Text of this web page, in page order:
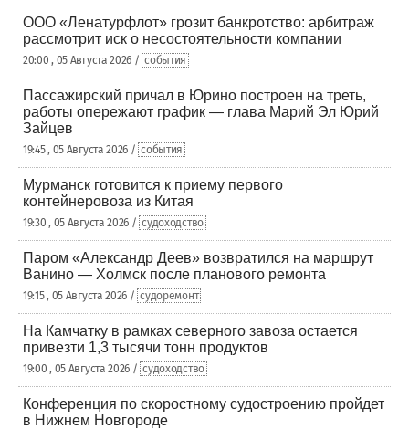
ООО «Ленатурфлот» грозит банкротство: арбитраж
рассмотрит иск о несостоятельности компании
20:00 , 05 Августа 2026 / события
Пассажирский причал в Юрино построен на треть,
работы опережают график — глава Марий Эл Юрий
Зайцев
19:45 , 05 Августа 2026 / события
Мурманск готовится к приему первого
контейнеровоза из Китая
19:30 , 05 Августа 2026 / судоходство
Паром «Александр Деев» возвратился на маршрут
Ванино — Холмск после планового ремонта
19:15 , 05 Августа 2026 / судоремонт
На Камчатку в рамках северного завоза остается
привезти 1,3 тысячи тонн продуктов
19:00 , 05 Августа 2026 / судоходство
Конференция по скоростному судостроению пройдет
в Нижнем Новгороде